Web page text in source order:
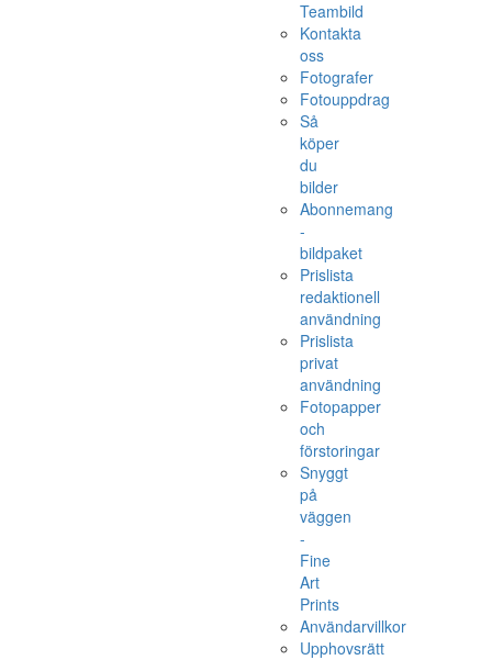
Teambild
Kontakta
oss
Fotografer
Fotouppdrag
Så
köper
du
bilder
Abonnemang
-
bildpaket
Prislista
redaktionell
användning
Prislista
privat
användning
Fotopapper
och
förstoringar
Snyggt
på
väggen
-
Fine
Art
Prints
Användarvillkor
Upphovsrätt